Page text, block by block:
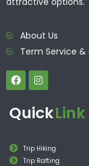
About Us
Term Service
QuickLink
Trip Hiking
Trip Rafting